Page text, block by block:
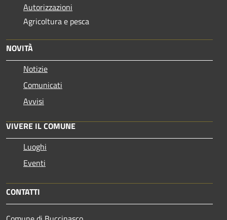
Autorizzazioni
Agricoltura e pesca
NOVITÀ
Notizie
Comunicati
Avvisi
VIVERE IL COMUNE
Luoghi
Eventi
CONTATTI